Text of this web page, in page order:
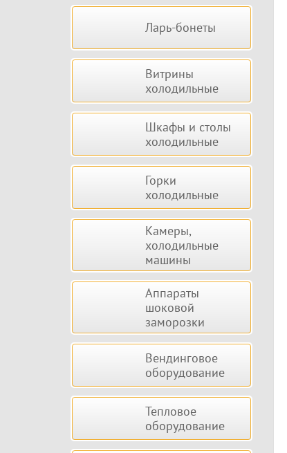
Ларь-бонеты
Витрины
холодильные
Шкафы и столы
холодильные
Горки
холодильные
Камеры,
холодильные
машины
Аппараты
шоковой
заморозки
Вендинговое
оборудование
Тепловое
оборудование